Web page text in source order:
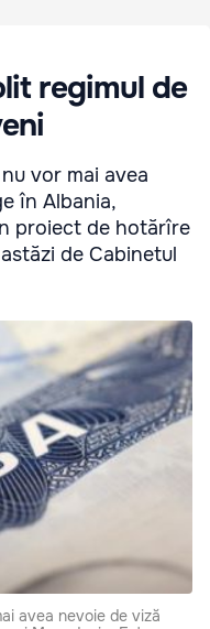
regimul de
vor mai avea
în Albania,
proiect de hotărîre
de Cabinetul
avea nevoie de viză